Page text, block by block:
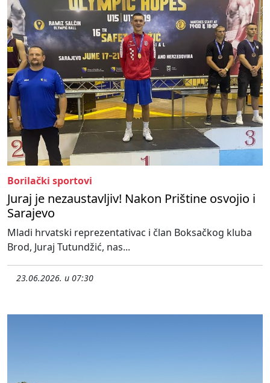
Borilački sportovi
Juraj je nezaustavljiv! Nakon Prištine osvojio i
Sarajevo
Mladi hrvatski reprezentativac i član Boksačkog kluba
Brod, Juraj Tutundžić, nas...
23.06.2026. u 07:30